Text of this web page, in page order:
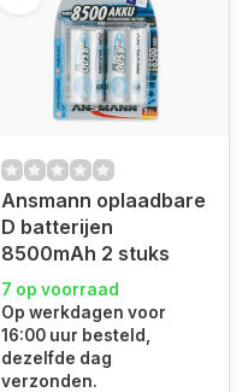
Ansmann oplaadbare
D batterijen
8500mAh 2 stuks
7 op voorraad
Op werkdagen voor
16:00 uur besteld,
dezelfde dag
verzonden.